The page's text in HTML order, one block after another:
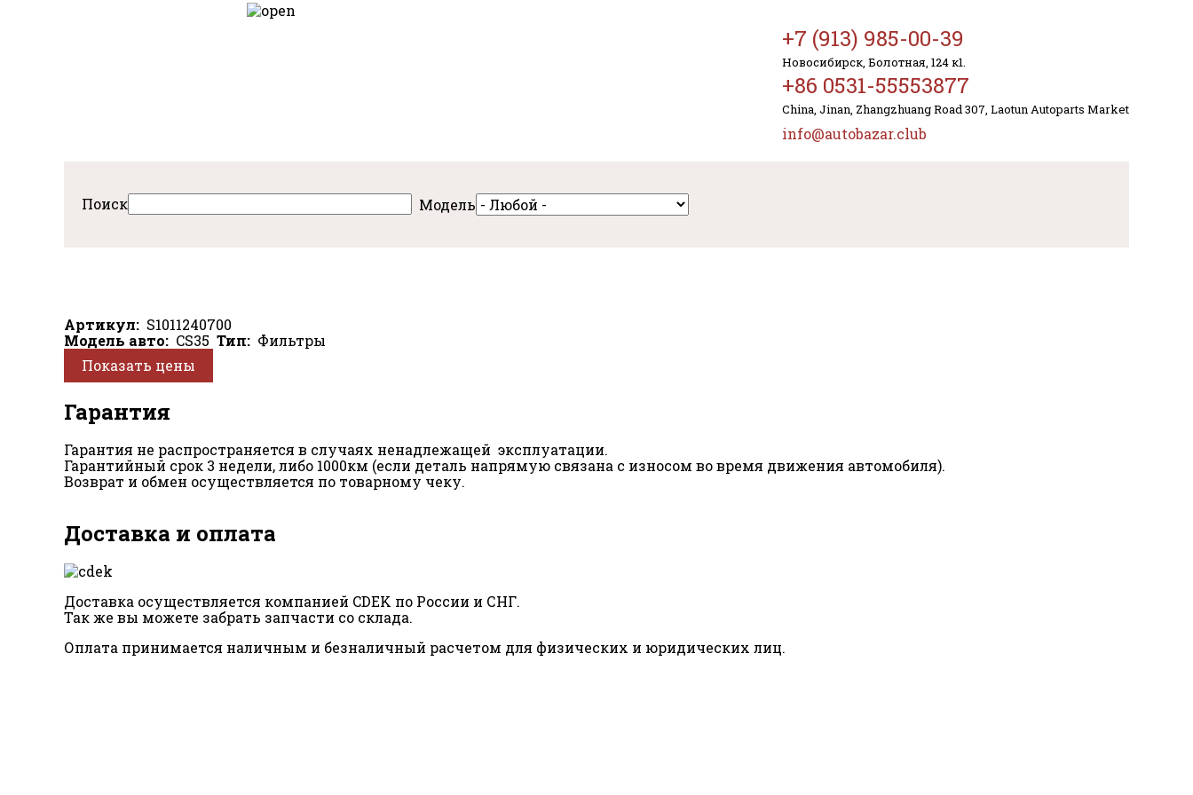
+7 (913) 985-00-39
Новосибирск, Болотная, 124 к1.
+86 0531-55553877
China, Jinan, Zhangzhuang Road 307, Laotun Autoparts Market
info@autobazar.club
Поиск Модель
Артикул
S1011240700
Модель авто
CS35 Тип
Фильтры
Показать цены
Гарантия
Гарантия не распространяется в случаях ненадлежащей эксплуатации.
Гарантийный срок 3 недели, либо 1000км (если деталь напрямую связана с износом во время движения автомобиля).
Возврат и обмен осуществляется по товарному чеку.
Доставка и оплата
Доставка осуществляется компанией CDEK по России и СНГ.
Так же вы можете забрать запчасти со склада.
Оплата принимается наличным и безналичный расчетом для физических и юридических лиц.